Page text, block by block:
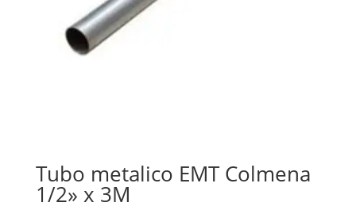
Tubo metalico EMT Colmena
1/2» x 3M